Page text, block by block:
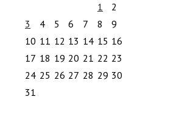
1
2
3
4 5 6 7 8
9
10 11 12 13 14 15 16
17 18 19 20 21 22 23
24 25 26 27 28 29 30
31